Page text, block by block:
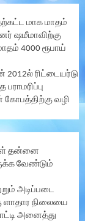
மாக மாதம்
ஷமீமாவிற்கு
4000 ரூபாய்
ரிட்டையர்டு
வழி
தன்னை
வேண்டும்
அடிப்படை
நிலையை
அனைத்து